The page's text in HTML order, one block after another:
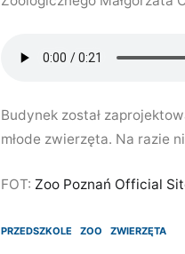
Budynek został
młode zwierzęta. Na razie
FOT: Zoo Poznań Official
PRZEDSZKOLE ZOO ZWIERZĘTA